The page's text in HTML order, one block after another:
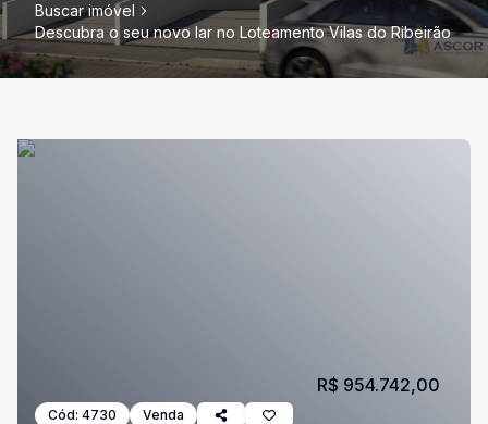
Buscar imóvel
Descubra o seu novo lar no Loteamento Vilas do Ribeirão
Cód: 4730 Venda
R$ 954.742,00